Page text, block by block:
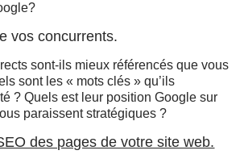
vos concurrents.
sont-ils mieux référencés que vous
sont les « mots clés » qu’ils
? Quels est leur position Google sur
paraissent stratégiques ?
des pages de votre site web.